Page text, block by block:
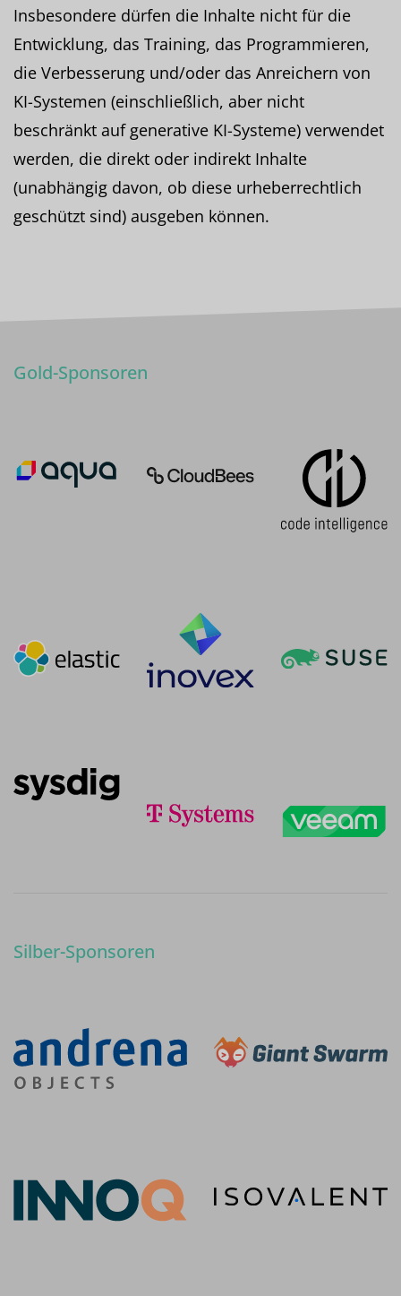
Insbesondere dürfen die Inhalte nicht für die
Entwicklung, das Training, das Programmieren,
die Verbesserung und/oder das Anreichern von
KI-Systemen (einschließlich, aber nicht
beschränkt auf generative KI-Systeme) verwendet
werden, die direkt oder indirekt Inhalte
(unabhängig davon, ob diese urheberrechtlich
geschützt sind) ausgeben können.
Gold-Sponsoren
Silber-Sponsoren